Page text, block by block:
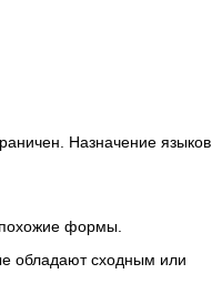
Назначение языков
формы.
обладают сходным или